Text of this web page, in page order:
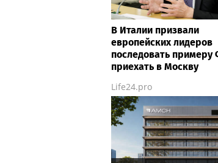
В Италии призвали
европейских лидеров
последовать примеру
приехать в Москву
Life24.pro